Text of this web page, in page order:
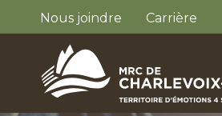
Nous joindre Carrière